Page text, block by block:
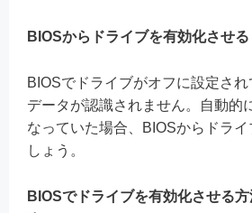
BIOSからドライブを有効化させる
BIOSでドライブがオフに設定さ
データが認識されません。自動的
なっていた場合、BIOSからドライ
しょう。
BIOSでドライブを有効化させる